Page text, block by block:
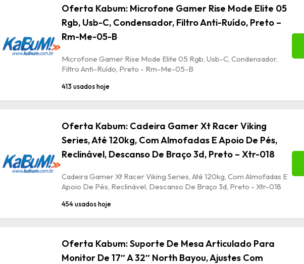
Oferta Kabum: Microfone Gamer Rise Mode Elite 05
Rgb, Usb-C, Condensador, Filtro Anti-Ruído, Preto –
Rm-Me-05-B
Microfone Gamer Rise Mode Elite 05 Rgb, Usb-C, Condensador,
Filtro Anti-Ruído, Preto - Rm-Me-05-B
413 usados hoje
Oferta Kabum: Cadeira Gamer Xt Racer Viking
Series, Até 120kg, Com Almofadas E Apoio De Pés,
Reclinável, Descanso De Braço 3d, Preto – Xtr-018
Cadeira Gamer Xt Racer Viking Series, Até 120kg, Com Almofadas E
Apoio De Pés, Reclinável, Descanso De Braço 3d, Preto - Xtr-018
454 usados hoje
Oferta Kabum: Suporte De Mesa Articulado Para
Monitor De 17″ A 32″ North Bayou, Ajustes Com